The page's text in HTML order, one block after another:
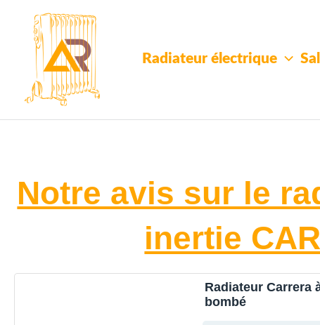
contenu
Radiateur électrique
Notre avis sur le
inertie
Radiateur Carrera
bombé